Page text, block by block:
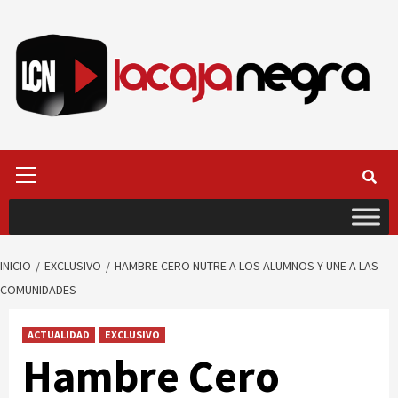
contenido
primario
INICIO EXCLUSIVO
HAMBRE CERO NUTRE A LOS ALUMNOS Y UNE A LAS
COMUNIDADES
ACTUALIDAD EXCLUSIVO
Hambre Cero